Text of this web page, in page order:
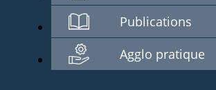
Publications
Agglo pratique